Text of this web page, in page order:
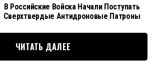
В Российские Войска Начали Поступать
Сверхтвердые Антидроновые Патроны
ЧИТАТЬ ДАЛЕЕ